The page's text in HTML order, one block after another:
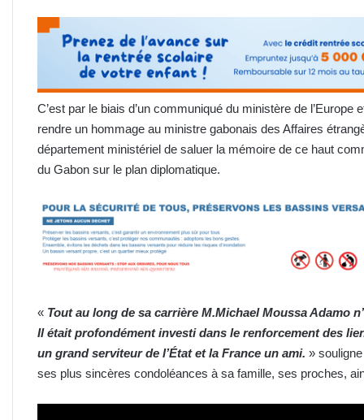
C’est par le biais d’un communiqué du ministère de
rendre un hommage au ministre gabonais des Affaires
département ministériel de saluer la mémoire de ce haut
du Gabon sur le plan diplomatique.
« Tout au long de sa carrière M.Michael Moussa Adamo
Il était profondément investi dans le renforcement des
un grand serviteur de l’État et la France un ami. »
ses plus sincères condoléances à sa famille, ses proches,